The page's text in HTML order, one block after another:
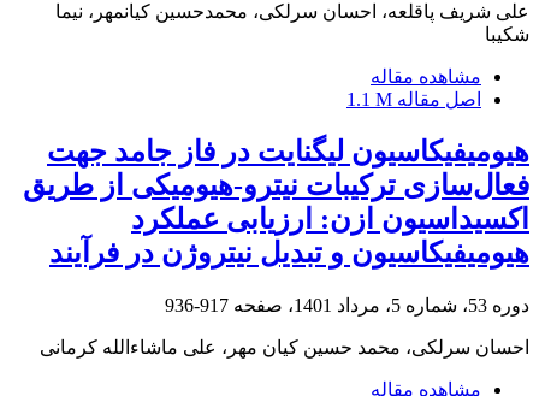
علی شریف پاقلعه، احسان سرلکی، محمدحسین کیانمهر، نیما
شکیبا
مشاهده مقاله
اصل مقاله 1.1 M
هیومیفیکاسیون لیگنایت در فاز جامد جهت
فعال‌سازی ترکیبات نیترو-هیومیکی از طریق
اکسیداسیون ازن: ارزیابی عملکرد
هیومیفیکاسیون و تبدیل نیتروژن در فرآیند
دوره 53، شماره 5، مرداد 1401، صفحه 917-936
احسان سرلکی، محمد حسین کیان مهر، علی ماشاء‌الله کرمانی
مشاهده مقاله